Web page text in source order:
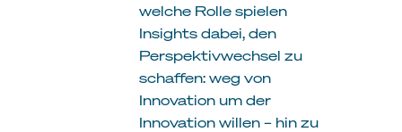
welche Rolle spielen
Insights dabei, den
Perspektivwechsel zu
schaffen: weg von
Innovation um der
Innovation willen – hin zu